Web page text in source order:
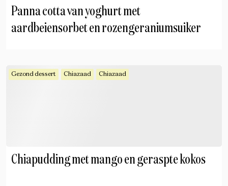
Panna cotta van yoghurt met
aardbeiensorbet en rozengeraniumsuiker
Gezond dessert Chiazaad Chiazaad
Chiapudding met mango en geraspte kokos